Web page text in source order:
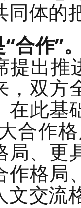
同体的
合作”。
提出推
，双方
在此基
合作
局、更
作格局
文交流